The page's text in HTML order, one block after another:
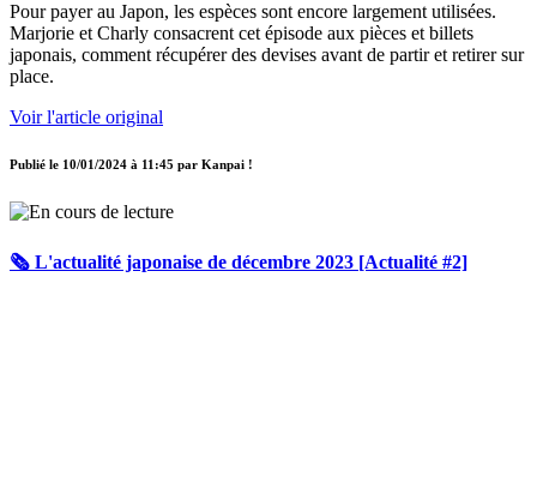
Pour payer au Japon, les espèces sont encore largement utilisées.
Marjorie et Charly consacrent cet épisode aux pièces et billets
japonais, comment récupérer des devises avant de partir et retirer sur
place.
Voir l'article original
Publié le 10/01/2024 à 11:45 par Kanpai !
🗞️ L'actualité japonaise de décembre 2023 [Actualité #2]